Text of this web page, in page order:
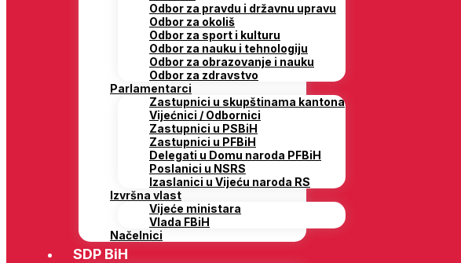
Odbor za pravdu i državnu upravu
Odbor za okoliš
Odbor za sport i kulturu
Odbor za nauku i tehnologiju
Odbor za obrazovanje i nauku
Odbor za zdravstvo
Parlamentarci
Zastupnici u skupštinama kantona
Vijećnici / Odbornici
Zastupnici u PSBiH
Zastupnici u PFBiH
Delegati u Domu naroda PFBiH
Poslanici u NSRS
Izaslanici u Vijeću naroda RS
Izvršna vlast
Vijeće ministara
Vlada FBiH
Načelnici
SDP BiH